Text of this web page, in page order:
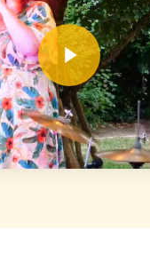
Play Video